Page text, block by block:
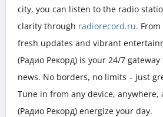
city, you can listen to the radio
clarity through radiorecord.ru.
fresh updates and vibrant
(Радио Рекорд) is your 24/7
news. No borders, no limits – just
Tune in from any device, anywhere,
(Радио Рекорд) energize your day.